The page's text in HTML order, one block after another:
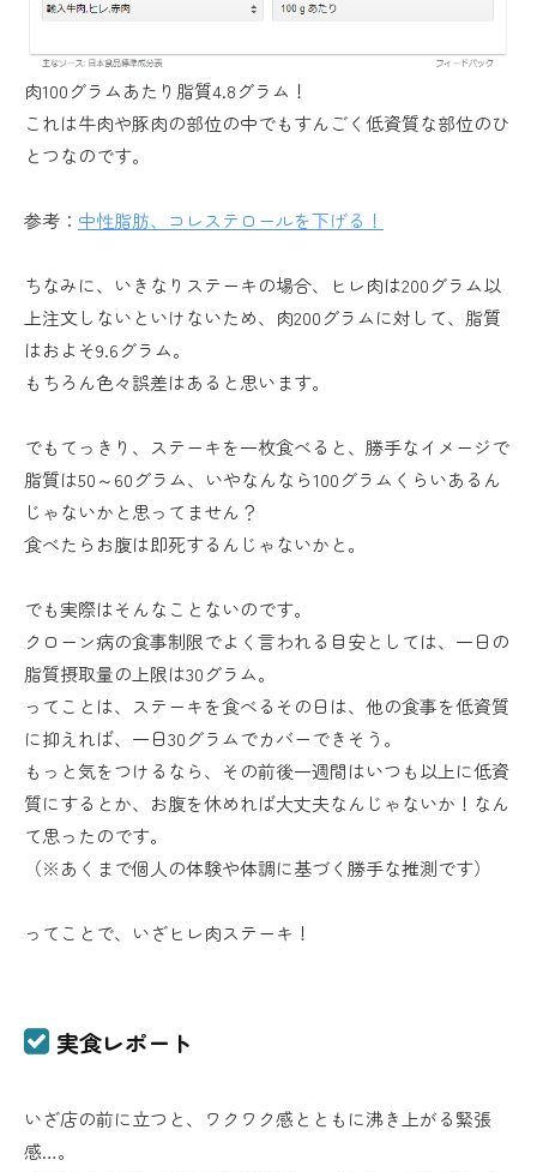
肉100グラムあたり脂質4.8グラム！
これは牛肉や豚肉の部位の中でもすんごく低資質な部位のひ
とつなのです。
参考： 中性脂肪、コレステロールを下げる！
ちなみに、いきなりステーキの場合、ヒレ肉は200グラム以
上注文しないといけないため、肉200グラムに対して、脂質
はおよそ9.6グラム。
もちろん色々誤差はあると思います。
でもてっきり、ステーキを一枚食べると、勝手なイメージで
脂質は50～60グラム、いやなんなら100グラムくらいあるん
じゃないかと思ってません？
食べたらお腹は即死するんじゃないかと。
でも実際はそんなことないのです。
クローン病の食事制限でよく言われる目安としては、一日の
脂質摂取量の上限は30グラム。
ってことは、ステーキを食べるその日は、他の食事を低資質
に抑えれば、一日30グラムでカバーできそう。
もっと気をつけるなら、その前後一週間はいつも以上に低資
質にするとか、お腹を休めれば大丈夫なんじゃないか！なん
て思ったのです。
（※あくまで個人の体験や体調に基づく勝手な推測です）
ってことで、いざヒレ肉ステーキ！
実食レポート
いざ店の前に立つと、ワクワク感とともに沸き上がる緊張
感…。